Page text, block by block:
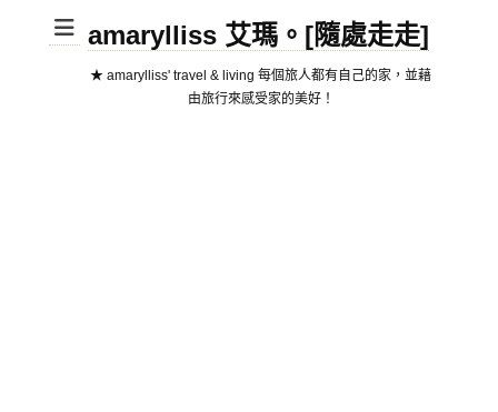
amarylliss 艾瑪。[隨處走走]
★ amarylliss' travel & living 每個旅人都有自己的家，並藉
由旅行來感受家的美好！